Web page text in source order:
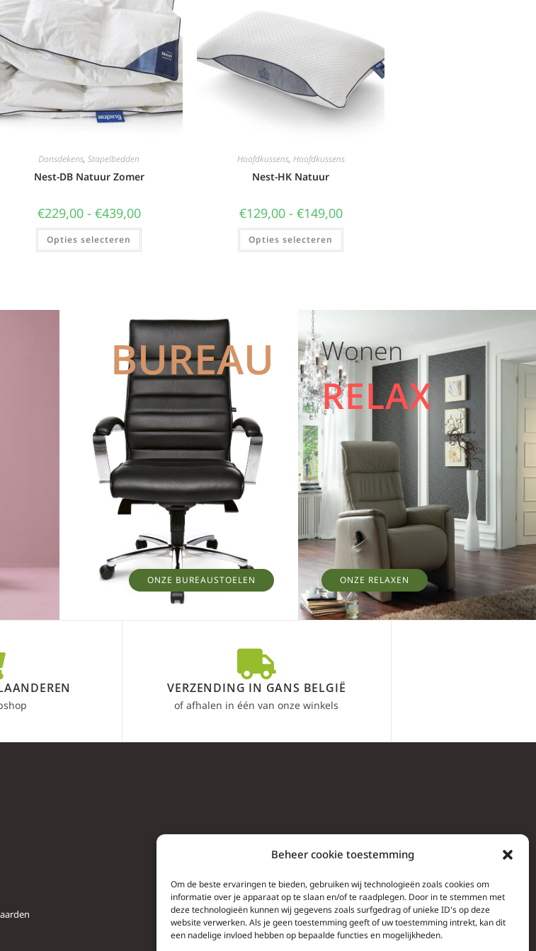
Beheer cookie toestemming
Om de beste ervaringen te bieden, gebruiken wij technologieën zoals cookies om
informatie over je apparaat op te slaan en/of te raadplegen. Door in te stemmen met
deze technologieën kunnen wij gegevens zoals surfgedrag of unieke ID's op deze
website verwerken. Als je geen toestemming geeft of uw toestemming intrekt, kan dit
een nadelige invloed hebben op bepaalde functies en mogelijkheden.
Donsdekens, Stapelbedden
Nest-DB Natuur Zomer
€229,00 - €439,00
Opties selecteren
Hoofdkussens, Hoofdkussens
Nest-HK Natuur
€129,00 - €149,00
Opties selecteren
BUREAU
ONZE BUREAUSTOELEN
Wonen
RELAX
ONZE RELAXEN
VERZENDING IN GANS BELGIË
of afhalen in één van onze winkels